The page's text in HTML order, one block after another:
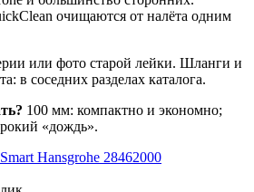
очищаются от налёта одним
или фото старой лейки. Шланги и
в соседних разделах каталога.
100 мм: компактно и экономно;
«дождь».
Hansgrohe 28462000